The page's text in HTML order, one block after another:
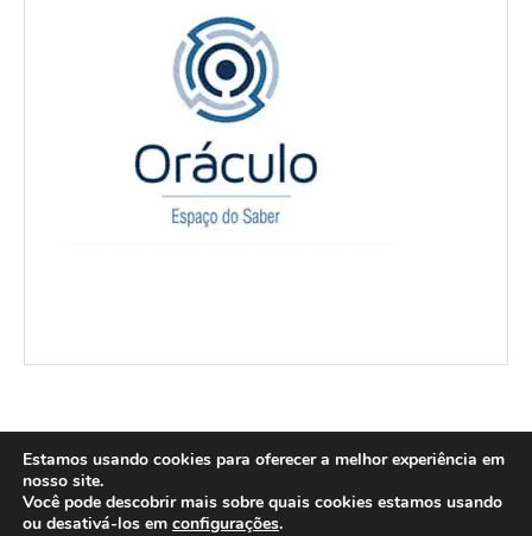
@2004-2026 Carnaval de Campos - Todos os direitos reservados. Design:
Envato. Webdesign: Luciano Silva.Politica de Privacidade e Cookies
Estamos usando cookies para oferecer a melhor experiência em
nosso site.
Você pode descobrir mais sobre quais cookies estamos usando
ou desativá-los em configurações.